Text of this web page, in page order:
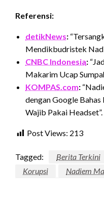
Referensi:
detikNews:
Mendikbudristek
CNBC Indonesia:
Makarim Ucap
KOMPAS.com:
dengan Google
Wajib Pakai Headset”.
Post Views: 213
Tagged: Berita Terkini
Korupsi
Nadiem